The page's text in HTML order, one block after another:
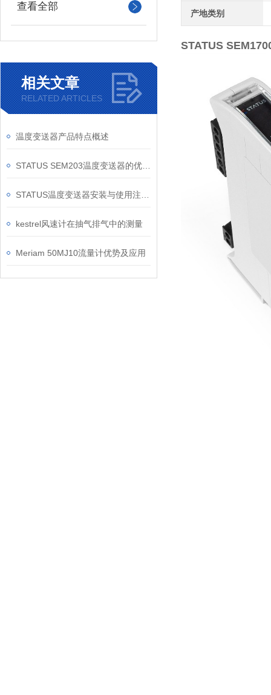
产地类别
STATUS
查看全部
相关文章
RELATED ARTICLES
温度变送器产品特点概述
kestrel风速计在抽气排气中的测量
Meriam 50MJ10流量计优势及应用